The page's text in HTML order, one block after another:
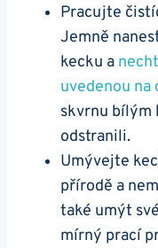
Pracujte
⁣Jemně
kecku ⁢a
uvedenou na
skvrnu bílým
odstranili.
Umývejte
přírodě a
také umýt
mírný prací